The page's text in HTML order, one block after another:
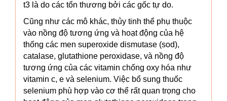
t3 là do các tổn thương bởi các gốc tự do.
Cũng như các mô khác, thủy tinh thể phụ thuộc
vào nồng độ tương ứng và hoạt động của hệ
thống các men superoxide dismutase (sod),
catalase, glutathione peroxidase, và nồng độ
tương ứng của các vitamin chống oxy hóa như
vitamin c, e và selenium. Việc bổ sung thuốc
selenium phù hợp vào cơ thể rất quan trọng cho